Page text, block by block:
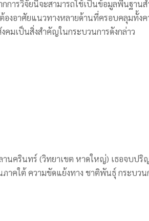
ารวิจัยนี้จะสามารถใช้เป็นข้อมูลพื้นฐา
อาศัยแนวทางหลายด้านที่ครอบคลุมทั้งค
มเป็นสิ่งสำคัญในกระบวนการดังกล่าว
ครินทร์ (วิทยาเขต หาดใหญ่) เธอจบปริ
าคใต้ ความขัดแย้งทาง ชาติพันธุ์ กระบว